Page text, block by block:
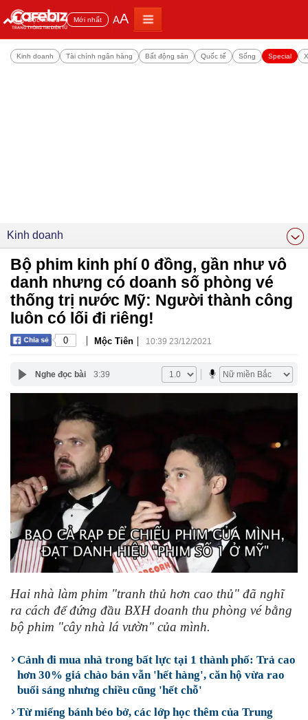
Đọc nhiều Mới nhất AA
Kinh doanh Tài chính ngân hàng Bất động sản Quốc tế Sống Special
Kinh doanh
Bộ phim kinh phí 0 đồng, gần như vô
danh nhưng có doanh số phòng vé
thống trị nước Mỹ: Người thành công
luôn có lối đi riêng!
0 | Mộc Tiên | 10:39 23/12/2021
Nghe đọc bài 3:39
Hai nhà làm phim "tranh thủ hơn cao thủ" đã nghĩ
ra cách để đứng đầu BXH doanh thu phòng vé bằng
bộ phim "cây nhà lá vườn" của mình.
Cảnh đi mua nhà trong bất lực tại 1 thành phố: Trả cao
hơn 30% giá chào bán vẫn 'hết hàng', căn hộ vừa rao
buổi sáng nhưng chiều cũng 'hết chỗ'
Từ miếng bánh béo bở, các lớp học thêm của Trung